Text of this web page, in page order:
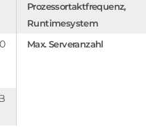
Prozessortaktfrequenz,
Runtimesystem
Max. Serveranzahl